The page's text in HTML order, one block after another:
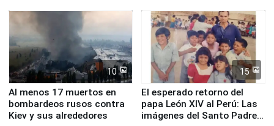
Fenómeno El Niño
de Chile
10
Al menos 17 muertos en
bombardeos rusos contra
Kiev y sus alrededores
15
El esperado retorno del
papa León XIV al Perú: Las
imágenes del Santo Padre